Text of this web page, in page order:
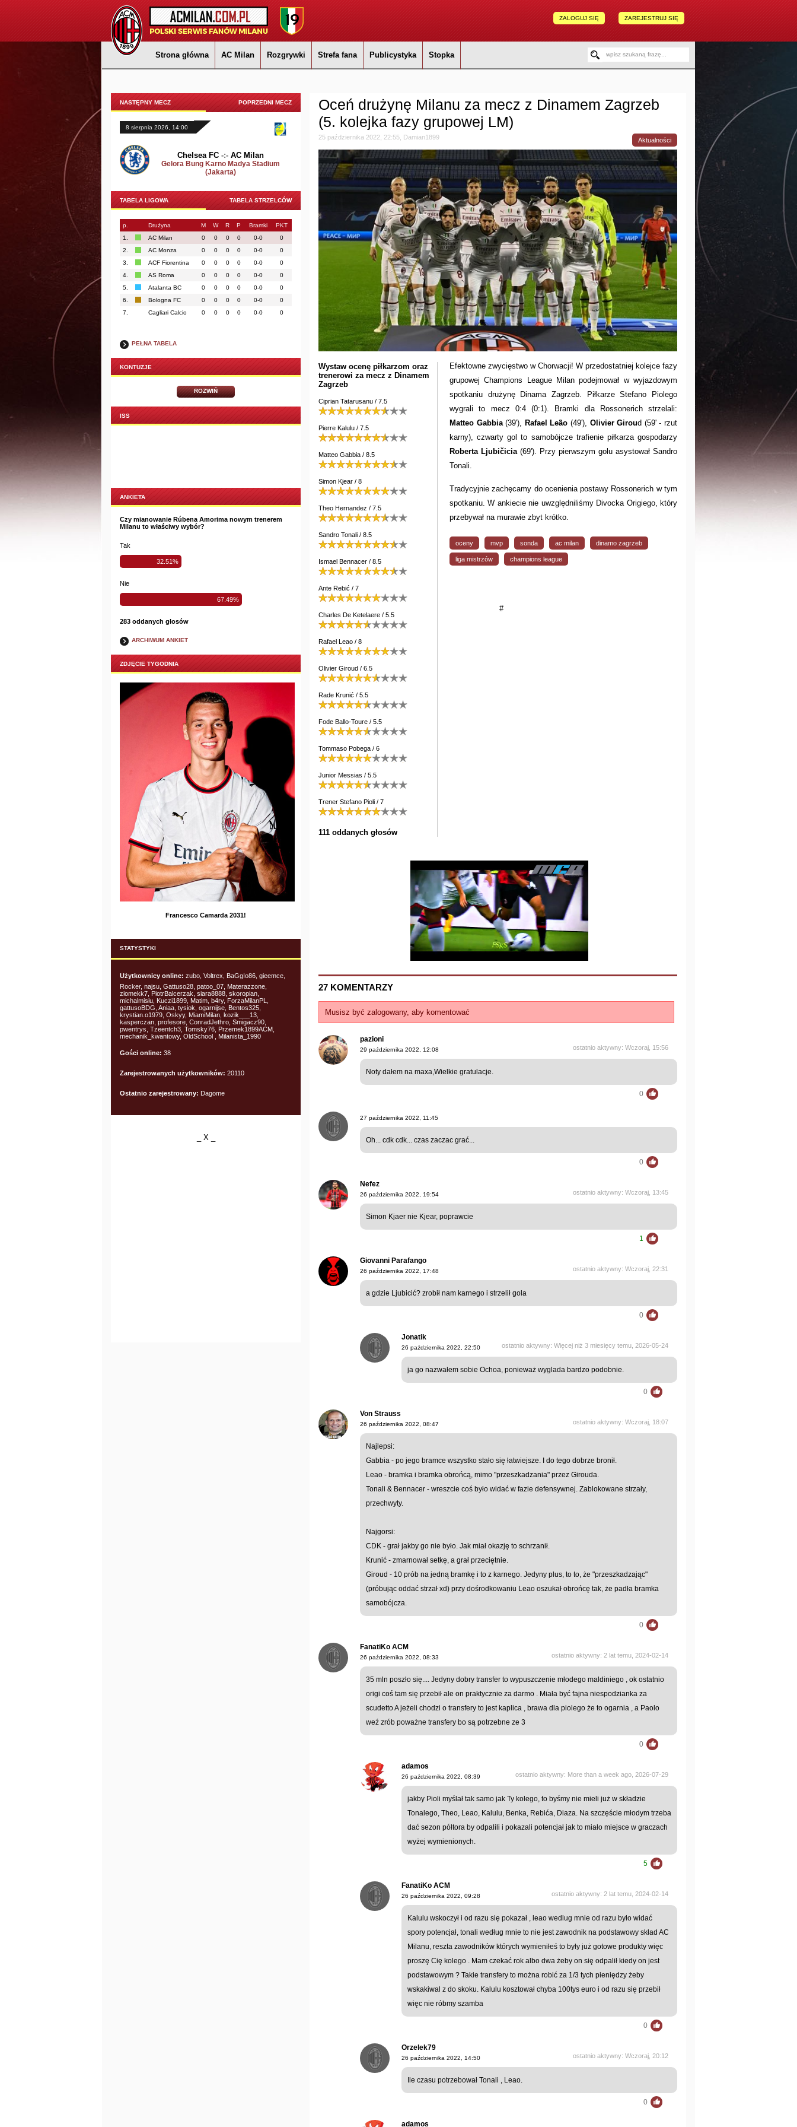
ZAREJESTRUJ SIĘ
ZALOGUJ SIĘ
Strona główna AC Milan Rozgrywki Strefa fana Publicystyka Stopka
NASTĘPNY MECZ POPRZEDNI MECZ
8 sierpnia 2026, 14:00
Chelsea FC -:- AC Milan
Gelora Bung Karno Madya Stadium
(Jakarta)
TABELA LIGOWA TABELA STRZELCÓW
p. Drużyna M W R P Bramki
PKT
1.
AC Milan 0 0 0 0 0-0
0
2.
AC Monza 0 0 0 0 0-0
0
3.
ACF Fiorentina 0 0 0 0 0-0
0
4.
AS Roma 0 0 0 0 0-0
0
5.
Atalanta BC 0 0 0 0 0-0
0
6.
Bologna FC 0 0 0 0 0-0
0
7.
Cagliari Calcio 0 0 0 0 0-0 0
PEŁNA TABELA
KONTUZJE
ROZWIŃ
ISS
ANKIETA
Czy mianowanie Rúbena Amorima nowym trenerem
Milanu to właściwy wybór?
Tak
32.51%
Nie
67.49%
283 oddanych głosów
ARCHIWUM ANKIET
ZDJĘCIE TYGODNIA
Francesco Camarda 2031!
STATYSTYKI
Użytkownicy online: zubo, Voltrex, BaGgIo86, gieemce,
Rocker, najsu, Gattuso28, patoo_07, Materazzone,
ziomekk7, PiotrBalcerzak, siara8888, skoropian,
michalmisiu, Kuczi1899, Matim, b4ry, ForzaMilanPL,
gattusoBDG, Aniaa, tysiok, ogarnijse, Bentos325,
krystian.o1979, Oskyy, MiamiMilan, kozik___13,
kasperczan, profesore, ConradJethro, Smigacz90,
pwentrys, Tzeentch3, Tomsky76, Przemek1899ACM,
mechanik_kwantowy, OldSchool , Milanista_1990
Gości online: 38
Zarejestrowanych użytkowników: 20110
Ostatnio zarejestrowany: Dagome
_ X _
Oceń drużynę Milanu za mecz z Dinamem Zagrzeb
(5. kolejka fazy grupowej LM)
25 października 2022, 22:55, Damian1899 Aktualności
Wystaw ocenę piłkarzom oraz
trenerowi za mecz z Dinamem
Zagrzeb
Ciprian Tatarusanu / 7.5
Pierre Kalulu / 7.5
Matteo Gabbia / 8.5
Simon Kjear / 8
Theo Hernandez / 7.5
Sandro Tonali / 8.5
Ismael Bennacer / 8.5
Ante Rebić / 7
Charles De Ketelaere / 5.5
Rafael Leao / 8
Olivier Giroud / 6.5
Rade Krunić / 5.5
Fode Ballo-Toure / 5.5
Tommaso Pobega / 6
Junior Messias / 5.5
Trener Stefano Pioli / 7
111 oddanych głosów
Efektowne zwycięstwo w Chorwacji! W przedostatniej kolejce fazy
grupowej Champions League Milan podejmował w wyjazdowym
spotkaniu drużynę Dinama Zagrzeb. Piłkarze Stefano Piolego
wygrali to mecz 0:4 (0:1). Bramki dla Rossonerich strzelali:
Matteo Gabbia(39'), Rafael Leão (49'), Olivier Giroud (59' - rzut
karny), czwarty gol to samobójcze trafienie piłkarza gospodarzy
Roberta Ljubičicia (69'). Przy pierwszym golu asystował Sandro
Tonali.
Tradycyjnie zachęcamy do ocenienia postawy Rossonerich w tym
spotkaniu. W ankiecie nie uwzględniliśmy Divocka Origiego, który
przebywał na murawie zbyt krótko.
oceny mvp sonda ac milan dinamo zagrzeb
liga mistrzów champions league
#
27 KOMENTARZY
Musisz być zalogowany, aby komentować
pazioni
ostatnio aktywny: Wczoraj, 15:56
29 października 2022, 12:08
Noty dałem na maxa,Wielkie gratulacje.
0
27 października 2022, 11:45
Oh... cdk cdk... czas zaczac grać...
0
Nefez
ostatnio aktywny: Wczoraj, 13:45
26 października 2022, 19:54
Simon Kjaer nie Kjear, poprawcie
1
Giovanni Parafango
ostatnio aktywny: Wczoraj, 22:31
26 października 2022, 17:48
a gdzie Ljubicić? zrobił nam karnego i strzelił gola
0
Jonatik
ostatnio aktywny: Więcej niż 3 miesięcy temu, 2026-05-24
26 października 2022, 22:50
ja go nazwałem sobie Ochoa, ponieważ wyglada bardzo podobnie.
0
Von Strauss
ostatnio aktywny: Wczoraj, 18:07
26 października 2022, 08:47
Najlepsi:
Gabbia - po jego bramce wszystko stało się łatwiejsze. I do tego dobrze bronił.
Leao - bramka i bramka obrońcą, mimo "przeszkadzania" przez Girouda.
Tonali & Bennacer - wreszcie coś było widać w fazie defensywnej. Zablokowane strzały,
przechwyty.
Najgorsi:
CDK - grał jakby go nie było. Jak miał okazję to schrzanił.
Krunić - zmarnował setkę, a grał przeciętnie.
Giroud - 10 prób na jedną bramkę i to z karnego. Jedyny plus, to to, że "przeszkadzając"
(próbując oddać strzał xd) przy dośrodkowaniu Leao oszukał obrońcę tak, że padła bramka
samobójcza.
0
FanatiKo ACM
ostatnio aktywny: 2 lat temu, 2024-02-14
26 października 2022, 08:33
35 mln poszło się.... Jedyny dobry transfer to wypuszczenie młodego maldiniego , ok ostatnio
origi coś tam się przebił ale on praktycznie za darmo . Miała być fajna niespodzianka za
scudetto A jeżeli chodzi o transfery to jest kaplica , brawa dla piolego że to ogarnia , a Paolo
weź zrób poważne transfery bo są potrzebne ze 3
0
adamos
ostatnio aktywny: More than a week ago, 2026-07-29
26 października 2022, 08:39
jakby Pioli myślał tak samo jak Ty kolego, to byśmy nie mieli już w składzie
Tonalego, Theo, Leao, Kalulu, Benka, Rebića, Diaza. Na szczęście młodym trzeba
dać sezon półtora by odpalili i pokazali potencjał jak to miało miejsce w graczach
wyżej wymienionych.
5
FanatiKo ACM
ostatnio aktywny: 2 lat temu, 2024-02-14
26 października 2022, 09:28
Kalulu wskoczył i od razu się pokazał , leao wedlug mnie od razu było widać
spory potencjał, tonali według mnie to nie jest zawodnik na podstawowy skład AC
Milanu, reszta zawodników których wymieniłeś to były już gotowe produkty więc
proszę Cię kolego . Mam czekać rok albo dwa żeby on się odpalił kiedy on jest
podstawowym ? Takie transfery to można robić za 1/3 tych pieniędzy żeby
wskakiwal z do skoku. Kalulu kosztował chyba 100tys euro i od razu się przebił
więc nie róbmy szamba
0
Orzelek79
ostatnio aktywny: Wczoraj, 20:12
26 października 2022, 14:50
Ile czasu potrzebował Tonali , Leao.
0
adamos